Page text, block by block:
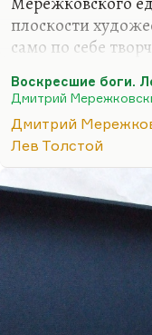
плоскости
само по себе
знаем, гораздо
годы как к
Мережковский
действительно
схоластическая.
Понимаете,
вещами —
оправдывалось
ненавидят
Воскресшие боги.
Дмитрий
Дмитрий
Лев Толстой